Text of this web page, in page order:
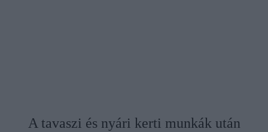
A tavaszi és nyári kerti munkák után